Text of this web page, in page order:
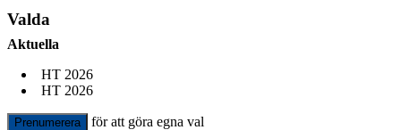
Valda
Aktuella
HT 2026
HT 2026
Prenumerera för att göra egna val